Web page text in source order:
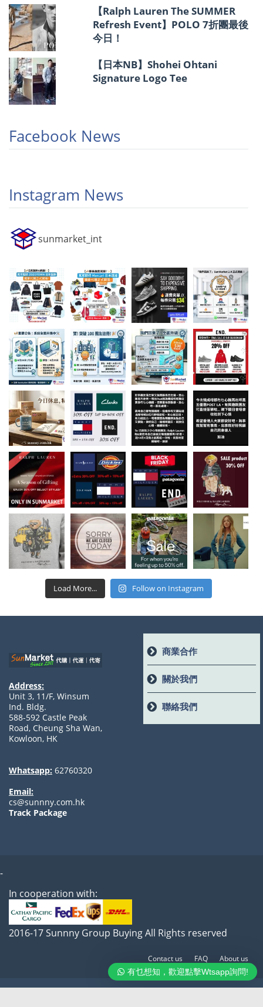
有乜想知，歡迎點擊Wtsapp詢問!
【Ralph Lauren The SUMMER
Refresh Event】POLO 7折團最後
今日！
【日本NB】Shohei Ohtani
Signature Logo Tee
Facebook News
Instagram News
sunmarket_int
Load More... Follow on Instagram
Address:
Unit 3, 11/F, Winsum
Ind. Bldg.
588-592 Castle Peak
Road, Cheung Sha Wan,
Kowloon, HK
Whatsapp: 62760320
Email:
cs@sunnny.com.hk
Track Package
商業合作
關於我們
聯絡我們
-
In cooperation with:
2016-17 Sunnny Group Buying All Rights reserved
Contact us FAQ About us